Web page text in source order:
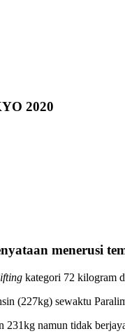
2020
menerusi
kategori 72 kilogram
(227kg) sewaktu
231kg namun tidak